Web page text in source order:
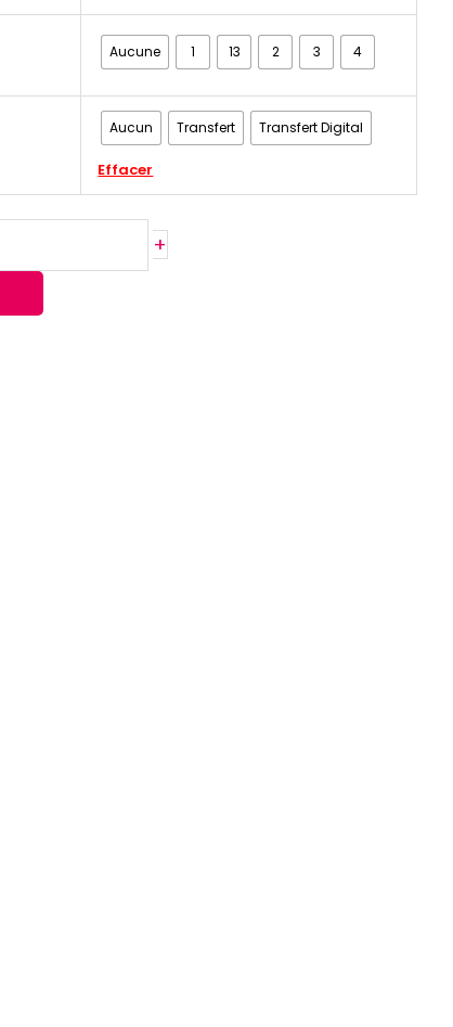
Aucune 1 13 2 3 4
Aucun Transfert Transfert Digital
Effacer
+